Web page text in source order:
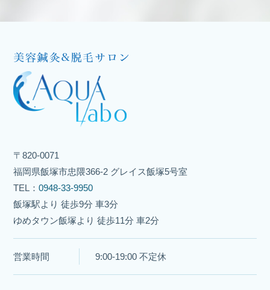
〒820-0071
福岡県飯塚市忠隈366-2 グレイス飯塚5号室
TEL：0948-33-9950
飯塚駅より 徒歩9分 車3分
ゆめタウン飯塚より 徒歩11分 車2分
営業時間 9:00-19:00 不定休